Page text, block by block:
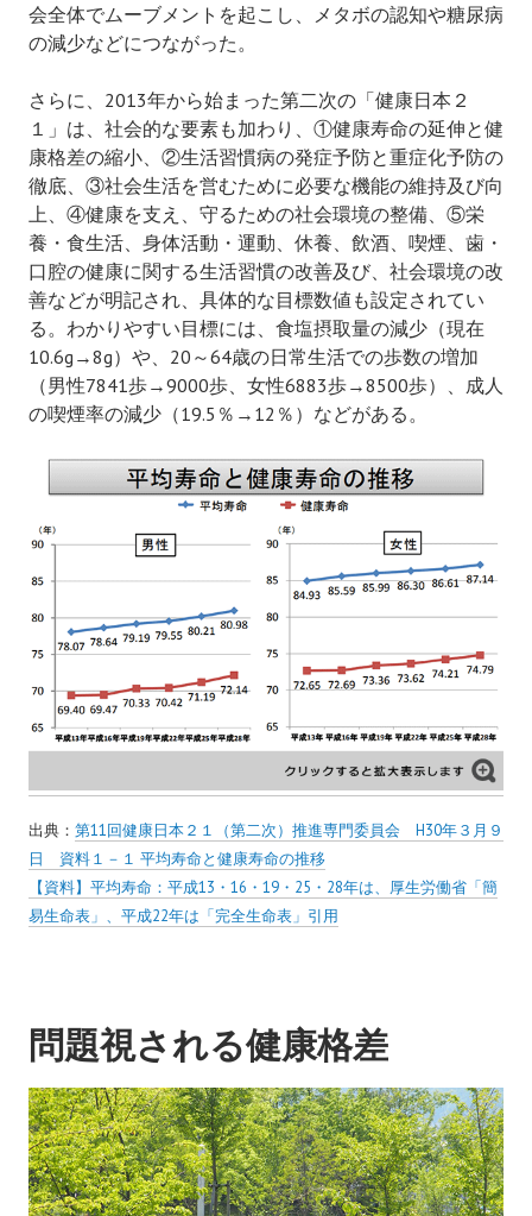
会全体でムーブメントを起こし、メタボの認知や糖尿病
の減少などにつながった。
さらに、2013年から始まった第二次の「健康日本２
１」は、社会的な要素も加わり、①健康寿命の延伸と健
康格差の縮小、②生活習慣病の発症予防と重症化予防の
徹底、③社会生活を営むために必要な機能の維持及び向
上、④健康を支え、守るための社会環境の整備、⑤栄
養・食生活、身体活動・運動、休養、飲酒、喫煙、歯・
口腔の健康に関する生活習慣の改善及び、社会環境の改
善などが明記され、具体的な目標数値も設定されてい
る。わかりやすい目標には、食塩摂取量の減少（現在
10.6g→8g）や、20～64歳の日常生活での歩数の増加
（男性7841歩→9000歩、女性6883歩→8500歩）、成人
の喫煙率の減少（19.5％→12％）などがある。
出典： 第11回健康日本２１（第二次）推進専門委員会 H30年３月９
日 資料１－１ 平均寿命と健康寿命の推移
【資料】平均寿命：平成13・16・19・25・28年は、厚生労働省「簡
易生命表」、平成22年は「完全生命表」引用
問題視される健康格差